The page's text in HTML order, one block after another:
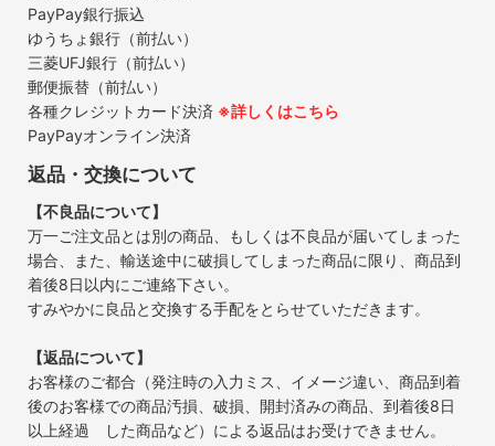
PayPay銀行振込
ゆうちょ銀行（前払い）
三菱UFJ銀行（前払い）
郵便振替（前払い）
各種クレジットカード決済 ※詳しくはこちら
PayPayオンライン決済
返品・交換について
【不良品について】
万一ご注文品とは別の商品、もしくは不良品が届いてしまった
場合、また、輸送途中に破損してしまった商品に限り、商品到
着後8日以内にご連絡下さい。
すみやかに良品と交換する手配をとらせていただきます。
【返品について】
お客様のご都合（発注時の入力ミス、イメージ違い、商品到着
後のお客様での商品汚損、破損、開封済みの商品、到着後8日
以上経過 した商品など）による返品はお受けできません。